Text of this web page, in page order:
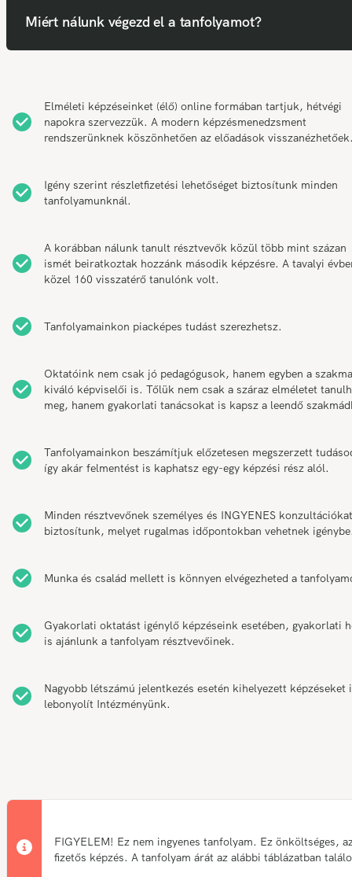
Miért nálunk végezd el a tanfolyamot?
Elméleti képzéseinket (élő) online formában tartjuk, hétvégi
napokra szervezzük. A modern képzésmenedzsment
rendszerünknek köszönhetően az előadások
Igény szerint részletfizetési lehetőséget biztosítunk minden
tanfolyamunknál.
A korábban nálunk tanult résztvevők közül több mint százan
ismét beiratkoztak hozzánk második képzésre. A tavalyi
közel 160 visszatérő tanulónk volt.
Tanfolyamainkon piacképes tudást szerezhetsz.
Oktatóink nem csak jó pedagógusok, hanem egyben a szakma
kiváló képviselői is. Tőlük nem csak a száraz elméletet
meg, hanem gyakorlati tanácsokat is kapsz a leendő
Tanfolyamainkon beszámítjuk előzetesen megszerzett
így akár felmentést is kaphatsz egy-egy képzési rész alól.
Minden résztvevőnek személyes és INGYENES konzultációkat
biztosítunk, melyet rugalmas időpontokban vehetnek
Munka és család mellett is könnyen elvégezheted a
Gyakorlati oktatást igénylő képzéseink esetében, gyakorlati
is ajánlunk a tanfolyam résztvevőinek.
Nagyobb létszámú jelentkezés esetén kihelyezett képzéseket
lebonyolít Intézményünk.
FIGYELEM! Ez nem ingyenes tanfolyam. Ez önköltséges,
fizetős képzés. A tanfolyam árát az alábbi táblázatban